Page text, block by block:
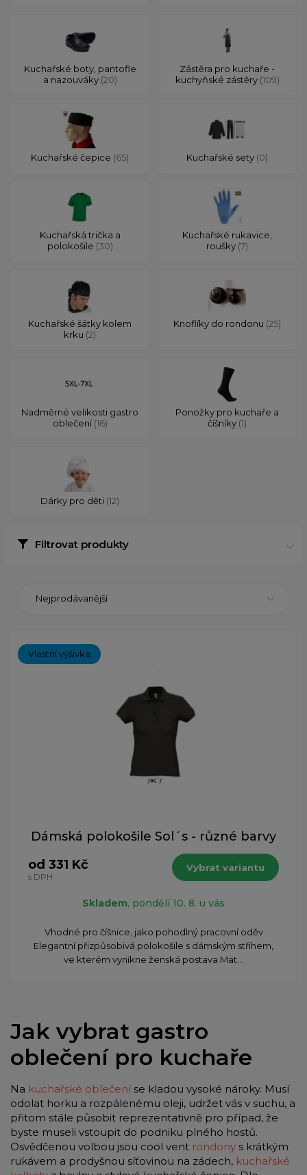
Kuchařské boty, pantofle
a nazouváky (20)
Zástěra pro kuchaře -
kuchyňské zástěry (109)
Kuchařské čepice (65) Kuchařské sety (0)
Kuchařská trička a
polokošile (30)
Kuchařské rukavice,
roušky (7)
Kuchařské šátky kolem
krku (2)
Knoflíky do rondonu (25)
Nadměrné velikosti gastro
oblečení(16)
Ponožky pro kuchaře a
číšníky (1)
Dárky pro děti (12)
Filtrovat produkty
Nejprodávanější
Vlastní výšivka
Dámská polokošile Sol´s - různé barvy
od 331 Kč
s DPH
Vybrat variantu
Skladem, pondělí 10. 8. u vás
Vhodné pro číšnice, jako pohodlný pracovní oděv
Elegantní přizpůsobivá polokošile s dámským střihem,
ve kterém vynikne ženská postava Mat...
Jak vybrat gastro
oblečení pro kuchaře
Na kuchařské oblečeníse kladou vysoké nároky. Musí
odolat horku a rozpálenému oleji, udržet vás v suchu, a
přitom stále působit reprezentativně pro případ, že
byste museli vstoupit do podniku plného hostů.
Osvědčenou volbou jsou cool vent rondony s krátkým
rukávem a prodyšnou síťovinou na zádech, kuchařské